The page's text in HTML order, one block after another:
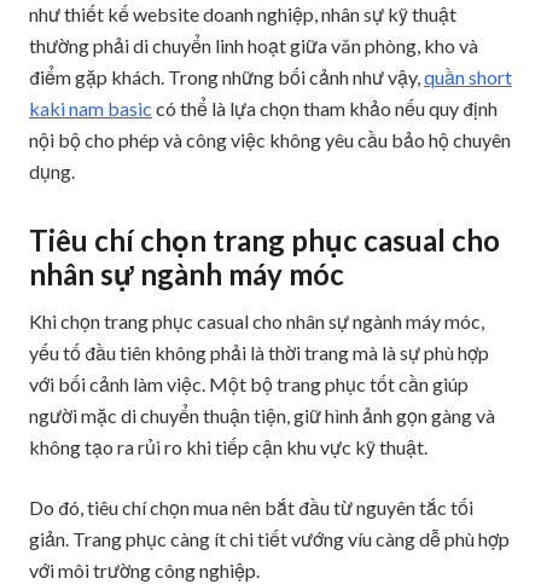
như thiết kế website doanh nghiệp, nhân sự kỹ thuật
thường phải di chuyển linh hoạt giữa văn phòng, kho và
điểm gặp khách. Trong những bối cảnh như vậy, quần short
kaki nam basic có thể là lựa chọn tham khảo nếu quy định
nội bộ cho phép và công việc không yêu cầu bảo hộ chuyên
dụng.
Tiêu chí chọn trang phục casual cho
nhân sự ngành máy móc
Khi chọn trang phục casual cho nhân sự ngành máy móc,
yếu tố đầu tiên không phải là thời trang mà là sự phù hợp
với bối cảnh làm việc. Một bộ trang phục tốt cần giúp
người mặc di chuyển thuận tiện, giữ hình ảnh gọn gàng và
không tạo ra rủi ro khi tiếp cận khu vực kỹ thuật.
Do đó, tiêu chí chọn mua nên bắt đầu từ nguyên tắc tối
giản. Trang phục càng ít chi tiết vướng víu càng dễ phù hợp
với môi trường công nghiệp.